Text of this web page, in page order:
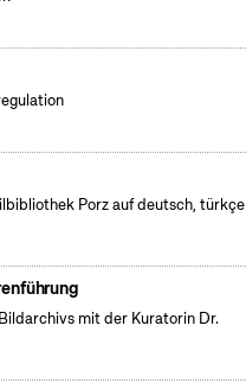
Porz auf deutsch, türkçe
mit der Kuratorin Dr.